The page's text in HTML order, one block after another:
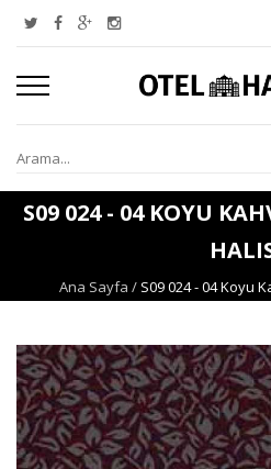
S09 024 - 04 KOYU
Ana Sayfa / S09 024 - 04 Koyu